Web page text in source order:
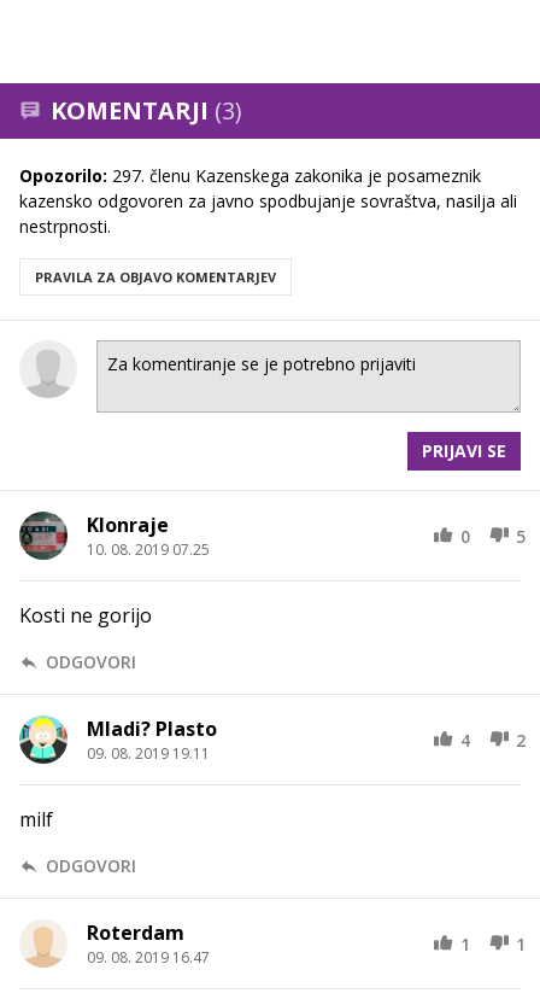
KOMENTARJI (3)
Opozorilo: 297. členu Kazenskega zakonika je posameznik
kazensko odgovoren za javno spodbujanje sovraštva, nasilja ali
nestrpnosti.
PRAVILA ZA OBJAVO KOMENTARJEV
PRIJAVI SE
Klonraje
10. 08. 2019 07.25
0 5
Kosti ne gorijo
ODGOVORI
Mladi? Plasto
09. 08. 2019 19.11
4 2
milf
ODGOVORI
Roterdam
09. 08. 2019 16.47
1 1